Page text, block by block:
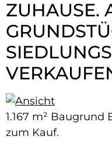
ZUHAUSE.
1.167 m² Baugrund
zum Kauf.